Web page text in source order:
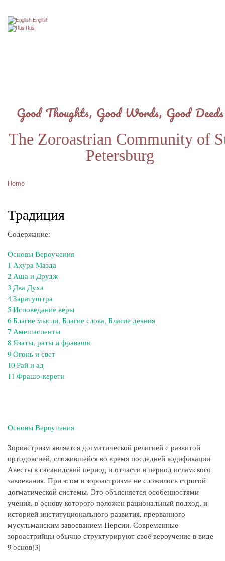
The Zoroastrian Community of
Petersburg
Good Thoughts, Good Words, Good Deeds
English
Rus
Home
Традиция
Содержание:
Основы Вероучения
1 Ахура Мазда
2 Аша и Друдж
3 Два Духа
4 Заратуштра
5 Исповедание веры
6 Благие мысли, Благие слова, Благие деяния
7 Амешаспенты
8 Язаты, раты и фраваши
9 Огонь и свет
10 Рай и ад
11 Фрашо-керети
Основы Вероучения
Зороастризм является догматической религией с развитой
ортодоксией, сложившейся во время последней кодификации
Авесты в сасанидский период и отчасти в период исламского
завоевания. При этом в зороастризме не сложилось строгой
догматической системы. Это объясняется особенностями
учения, в основу которого положен рациональный подход, и
историей институционального развития, прерванного
мусульманским завоеванием Персии. Современные
зороастрийцы обычно структурируют своё вероучение в виде
9 основ[3]